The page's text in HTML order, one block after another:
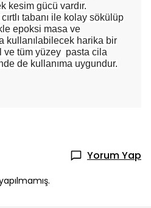
kesim gücü vardır.
tabanı ile kolay sökülüp
epoksi masa ve
kullanılabilecek harika bir
ve tüm yüzey pasta cila
de kullanıma uygundur.
Yorum Yap